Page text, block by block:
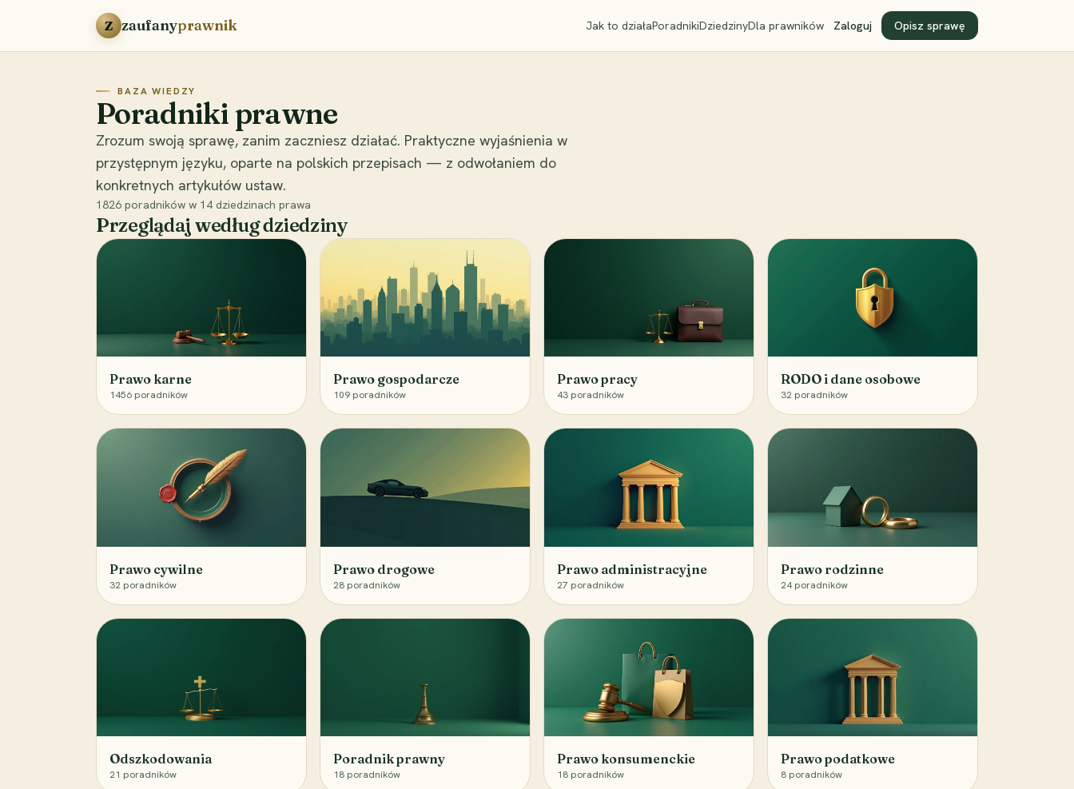
Przejdź do treści
Z zaufanyprawnik Jak to działaPoradnikiDziedzinyDla prawników Zaloguj Opisz sprawę
BAZA WIEDZY
Poradniki prawne
Zrozum swoją sprawę, zanim zaczniesz działać. Praktyczne wyjaśnienia w
przystępnym języku, oparte na polskich przepisach — z odwołaniem do
konkretnych artykułów ustaw.
1826 poradników w 14 dziedzinach prawa
Przeglądaj według dziedziny
Prawo karne
1456 poradników
Prawo gospodarcze
109 poradników
Prawo pracy
43 poradników
RODO i dane osobowe
32 poradników
Prawo cywilne
32 poradników
Prawo drogowe
28 poradników
Prawo administracyjne
27 poradników
Prawo rodzinne
24 poradników
Odszkodowania
21 poradników
Poradnik prawny
18 poradników
Prawo konsumenckie
18 poradników
Prawo podatkowe
8 poradników